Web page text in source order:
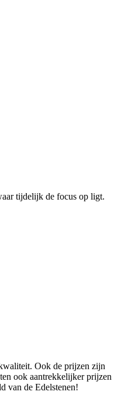
tijdelijk de focus op ligt.
Ook de prijzen zijn
ook aantrekkelijker prijzen
van de Edelstenen!